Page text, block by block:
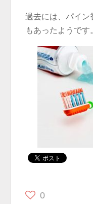
過去には、パイ
もあったようです
0